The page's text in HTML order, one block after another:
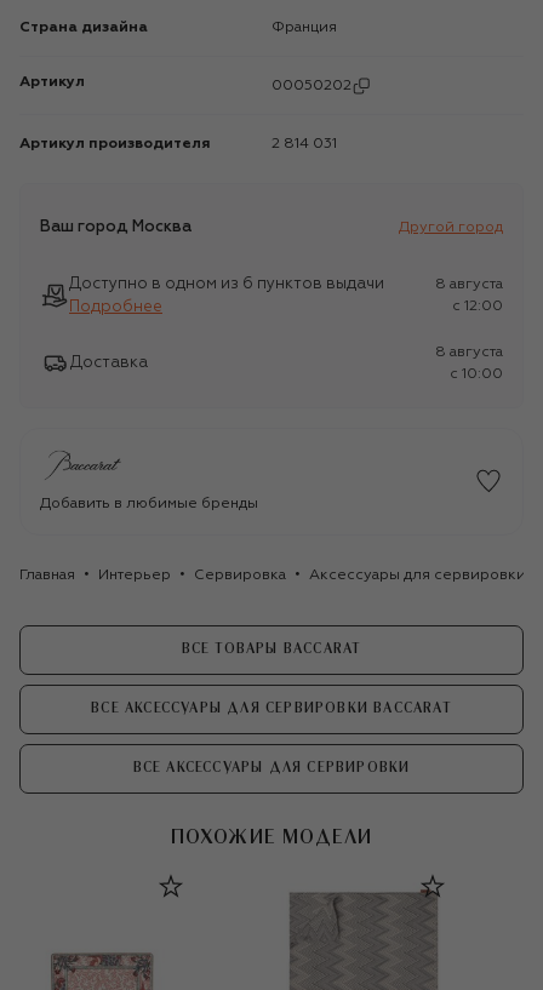
Страна дизайна Франция
Артикул 00050202
Артикул производителя 2 814 031
Ваш город Москва Другой город
Доступно в одном из 6 пунктов выдачи
Подробнее
8 августа
c 12:00
Доставка
8 августа
c 10:00
Добавить в любимые бренды
Главная Интерьер Сервировка Аксессуары для сервировки
ВСЕ ТОВАРЫ BACCARAT
ВСЕ АКСЕССУАРЫ ДЛЯ СЕРВИРОВКИ BACCARAT
ВСЕ АКСЕССУАРЫ ДЛЯ СЕРВИРОВКИ
ПОХОЖИЕ МОДЕЛИ